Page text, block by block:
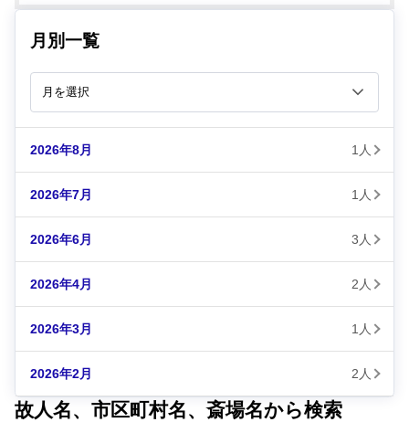
月別一覧
2026年8月 1人
2026年7月 1人
2026年6月 3人
2026年4月 2人
2026年3月 1人
2026年2月 2人
故人名、市区町村名、斎場名から検索